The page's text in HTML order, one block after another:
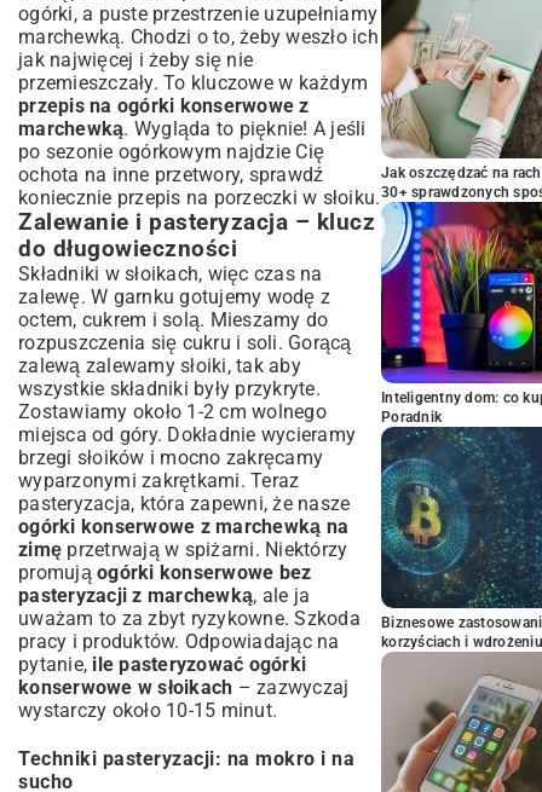
ogórki, a puste przestrzenie uzupełniamy
marchewką. Chodzi o to, żeby weszło ich
jak najwięcej i żeby się nie
przemieszczały. To kluczowe w każdym
przepis na ogórki konserwowe z
marchewką. Wygląda to pięknie! A jeśli
po sezonie ogórkowym najdzie Cię
ochota na inne przetwory, sprawdź
koniecznie przepis na porzeczki w słoiku.
Zalewanie i pasteryzacja – klucz
do długowieczności
Składniki w słoikach, więc czas na
zalewę. W garnku gotujemy wodę z
octem, cukrem i solą. Mieszamy do
rozpuszczenia się cukru i soli. Gorącą
zalewą zalewamy słoiki, tak aby
wszystkie składniki były przykryte.
Zostawiamy około 1-2 cm wolnego
miejsca od góry. Dokładnie wycieramy
brzegi słoików i mocno zakręcamy
wyparzonymi zakrętkami. Teraz
pasteryzacja, która zapewni, że nasze
ogórki konserwowe z marchewką na
zimę przetrwają w spiżarni. Niektórzy
promują ogórki konserwowe bez
pasteryzacji z marchewką, ale ja
uważam to za zbyt ryzykowne. Szkoda
pracy i produktów. Odpowiadając na
pytanie, ile pasteryzować ogórki
konserwowe w słoikach – zazwyczaj
wystarczy około 10-15 minut.
Techniki pasteryzacji: na mokro i na
sucho
Jak oszczędzać na
30+ sprawdzonych
Inteligentny dom: co
Poradnik
Biznesowe
korzyściach i wdrożeniu